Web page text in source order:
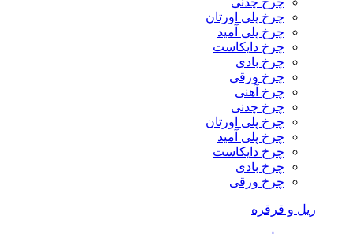
چرخ پلی اورتان
چرخ پلی آمید
چرخ دایکاست
چرخ بادی
چرخ ورقی
چرخ آهنی
چرخ چدنی
چرخ پلی اورتان
چرخ پلی آمید
چرخ دایکاست
چرخ بادی
چرخ ورقی
ریل و قرقره